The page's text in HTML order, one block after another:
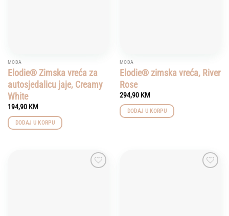
MODA
Elodie® Zimska vreća za
autosjedalicu jaje, Creamy
White
194,90 KM
DODAJ U KORPU
MODA
Elodie® zimska vreća, River
Rose
294,90 KM
DODAJ U KORPU